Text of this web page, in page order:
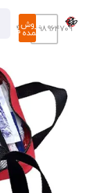
۰۹۳۹۸۹۶۴۷۰۹
فروش
عمده